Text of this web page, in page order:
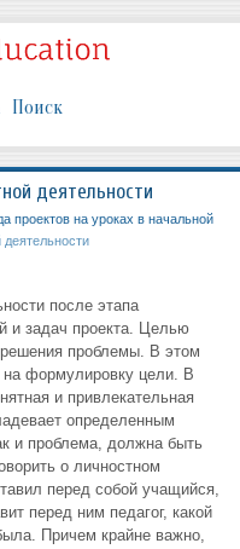
Поиск
деятельности
проектов на уроках в начальной
после этапа
и задач проекта. Целью
проблемы. В этом
на формулировку цели. В
и привлекательная
определенным
и проблема, должна быть
о личностном
перед собой учащийся,
перед ним педагог, какой
Причем крайне важно,